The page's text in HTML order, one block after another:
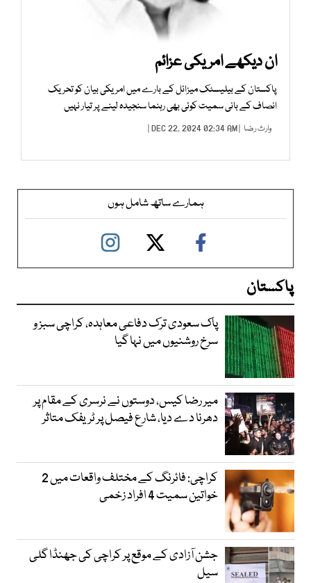
ان دیکھے امریکی عزائم
پاکستان کے بیلیسٹک میزائل کے بارے میں امریکی بیان کو تحریک
انصاف کے بانی سمیت کوئی بھی رہنما سنجیدہ لینے پر تیار نہیں
وارث رضا | DEC 22, 2024 02:34 AM |
ہمارے ساتھ شامل ہوں
پاکستان
پاک سعودی ترک دفاعی معاہدہ، کراچی سبز و
سرخ روشنیوں میں نہا گیا
میر رضا کیس، دوستوں نے نرسری کے مقام پر
دھرنا دے دیا، شارع فیصل پر ٹریفک متاثر
کراچی: فائرنگ کے مختلف واقعات میں 2
خواتین سمیت 4 افراد زخمی
جشن آزادی کے موقع پر کراچی کی جھنڈا گلی
سیل